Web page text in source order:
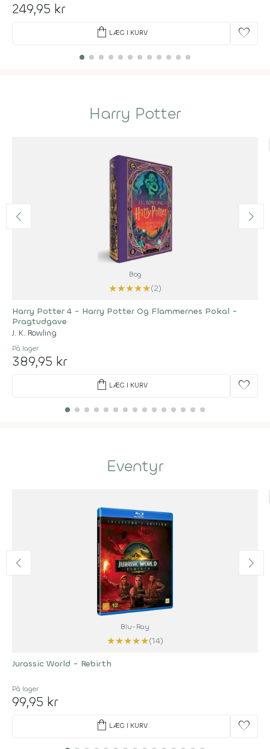
249,95 kr
shopping_bag LÆG I KURV favorite
Harry Potter
Bog
★★★★★(2)
Harry Potter 4 - Harry Potter Og Flammernes Pokal -
Pragtudgave
J. K. Rowling
På lager
389,95 kr
shopping_bag LÆG I KURV favorite
Eventyr
Blu-Ray
★★★★★(14)
Jurassic World - Rebirth
På lager
99,95 kr
shopping_bag LÆG I KURV favorite